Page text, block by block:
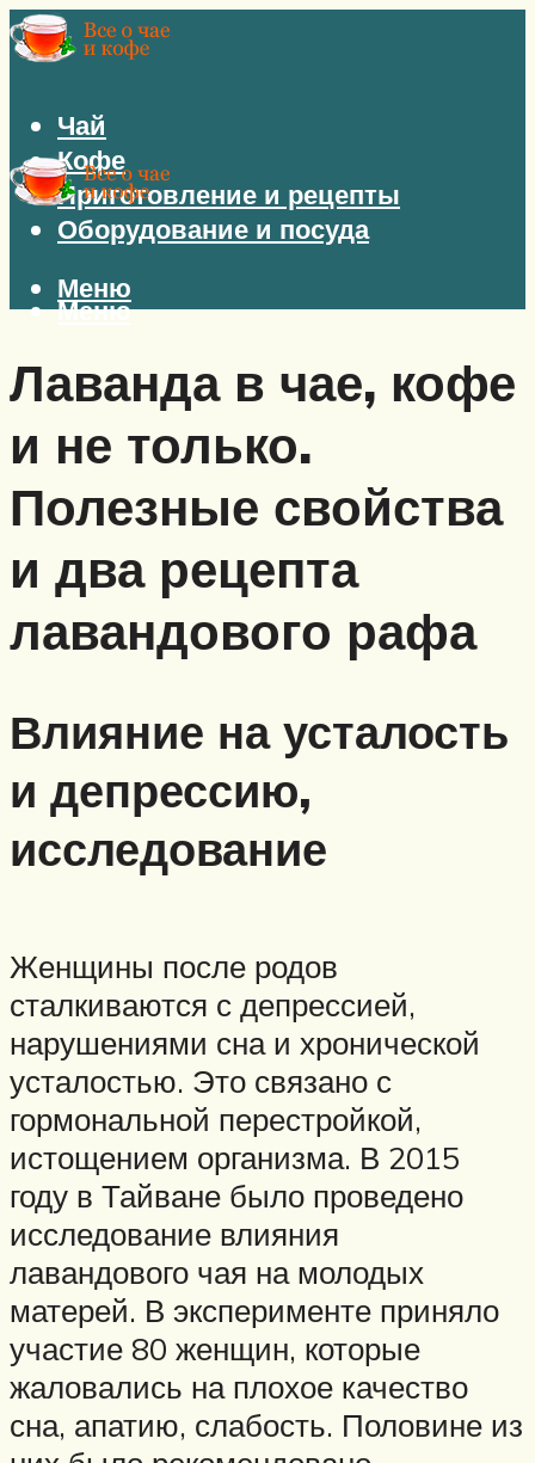
Чай
Кофе
Приготовление и рецепты
Оборудование и посуда
Меню
Меню
Лаванда в чае, кофе
и не только.
Полезные свойства
и два рецепта
лавандового рафа
Влияние на усталость
и депрессию,
исследование
Женщины после родов
сталкиваются с депрессией,
нарушениями сна и хронической
усталостью. Это связано с
гормональной перестройкой,
истощением организма. В 2015
году в Тайване было проведено
исследование влияния
лавандового чая на молодых
матерей. В эксперименте приняло
участие 80 женщин, которые
жаловались на плохое качество
сна, апатию, слабость. Половине из